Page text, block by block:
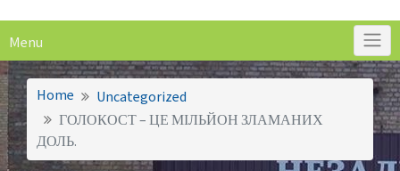
Menu
Home
Uncategorized
ГОЛОКОСТ – ЦЕ МІЛЬЙОН ЗЛАМАНИХ
ДОЛЬ.